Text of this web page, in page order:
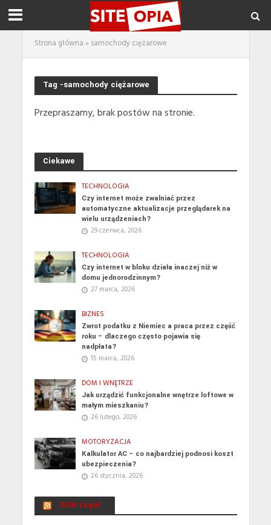
Strona główna » samochody ciężarowe
Tag -samochody ciężarowe
Przepraszamy, brak postów na stronie.
Ciekawe
TECHNOLOGIA
Czy internet może zwalniać przez
automatyczne aktualizacje przeglądarek na
wielu urządzeniach?
29 czerwca, 2026
TECHNOLOGIA
Czy internet w bloku działa inaczej niż w
domu jednorodzinnym?
27 marca, 2026
BIZNES
Zwrot podatku z Niemiec a praca przez część
roku – dlaczego często pojawia się
nadpłata?
15 marca, 2026
DOM I WNĘTRZE
Jak urządzić funkcjonalne wnętrze loftowe w
małym mieszkaniu?
26 lutego, 2026
MOTORYZACJA
Kalkulator AC – co najbardziej podnosi koszt
ubezpieczenia?
26 stycznia, 2026
SKW Legal